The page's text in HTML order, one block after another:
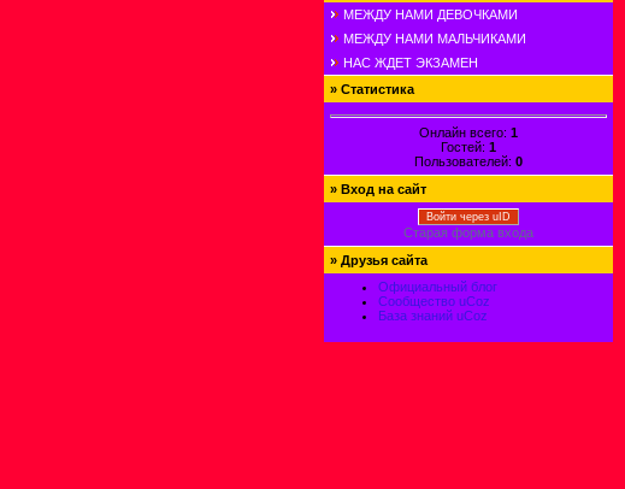
МЕЖДУ НАМИ ДЕВОЧКАМИ
МЕЖДУ НАМИ МАЛЬЧИКАМИ
НАС ЖДЕТ ЭКЗАМЕН
» Статистика
Онлайн всего: 1
Гостей: 1
Пользователей: 0
» Вход на сайт
Войти через uID
Старая форма входа
» Друзья сайта
Официальный блог
Сообщество uCoz
База знаний uCoz